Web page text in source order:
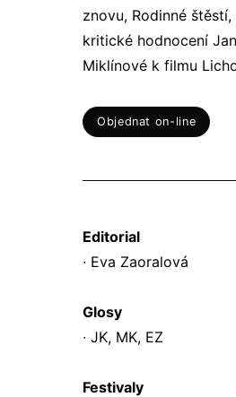
znovu, Rodinné
kritické hodnocení
Miklínové k filmu
Objednat on-line
Editorial
∙ Eva Zaoralová
Glosy
∙ JK, MK, EZ
Festivaly